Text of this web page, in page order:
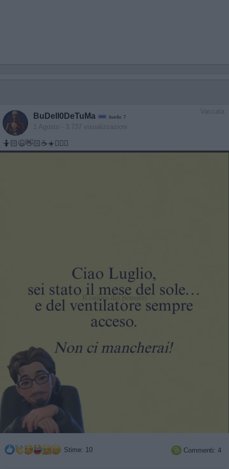
Vaccata
BuDell0DeTuMa livello 7
1 Agosto - 3.737 visualizzazioni
🤷🏻😉👋🏻☕☀️🧘🏻‍♂️
Stime: 10  Commenti: 4